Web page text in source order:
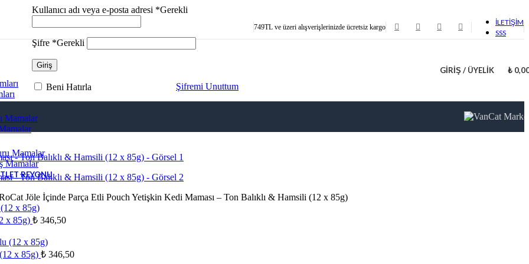
Kullanıcı adı veya e-posta adresi *Gerekli
Şifre *Gerekli
Giriş
Şifremi Unuttum
Beni Hatırla
749TL ve üzeri alışverişlerinizde ücretsiz kargo
İLETİŞİM
SSS
GIRIŞ / ÜYELIK ₺
Mamalar
Mamalar
Mamalar
REYONU
Jöle İçinde Parça Etli Pouch Yetişkin Kedi Maması – Ton Balıklı & Hamsili (12 x 85g)
x 85g) ₺ 346,50
x 85g) ₺ 346,50